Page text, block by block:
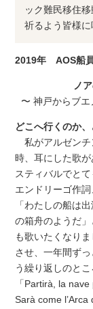
ック難民移住
祈るよう皆様に
2019年 AOS船
ノ
〜 神戸からブ
どこへ行くのか
私がアルゼンチ
時、耳にした歌
スティバルでと
エンドリーゴ作
「わたしの船は
の箱舟のようだ
も歌いたくなり
させ、一年間ず
う繰り返しのと
「Partirà, la
Sarà come